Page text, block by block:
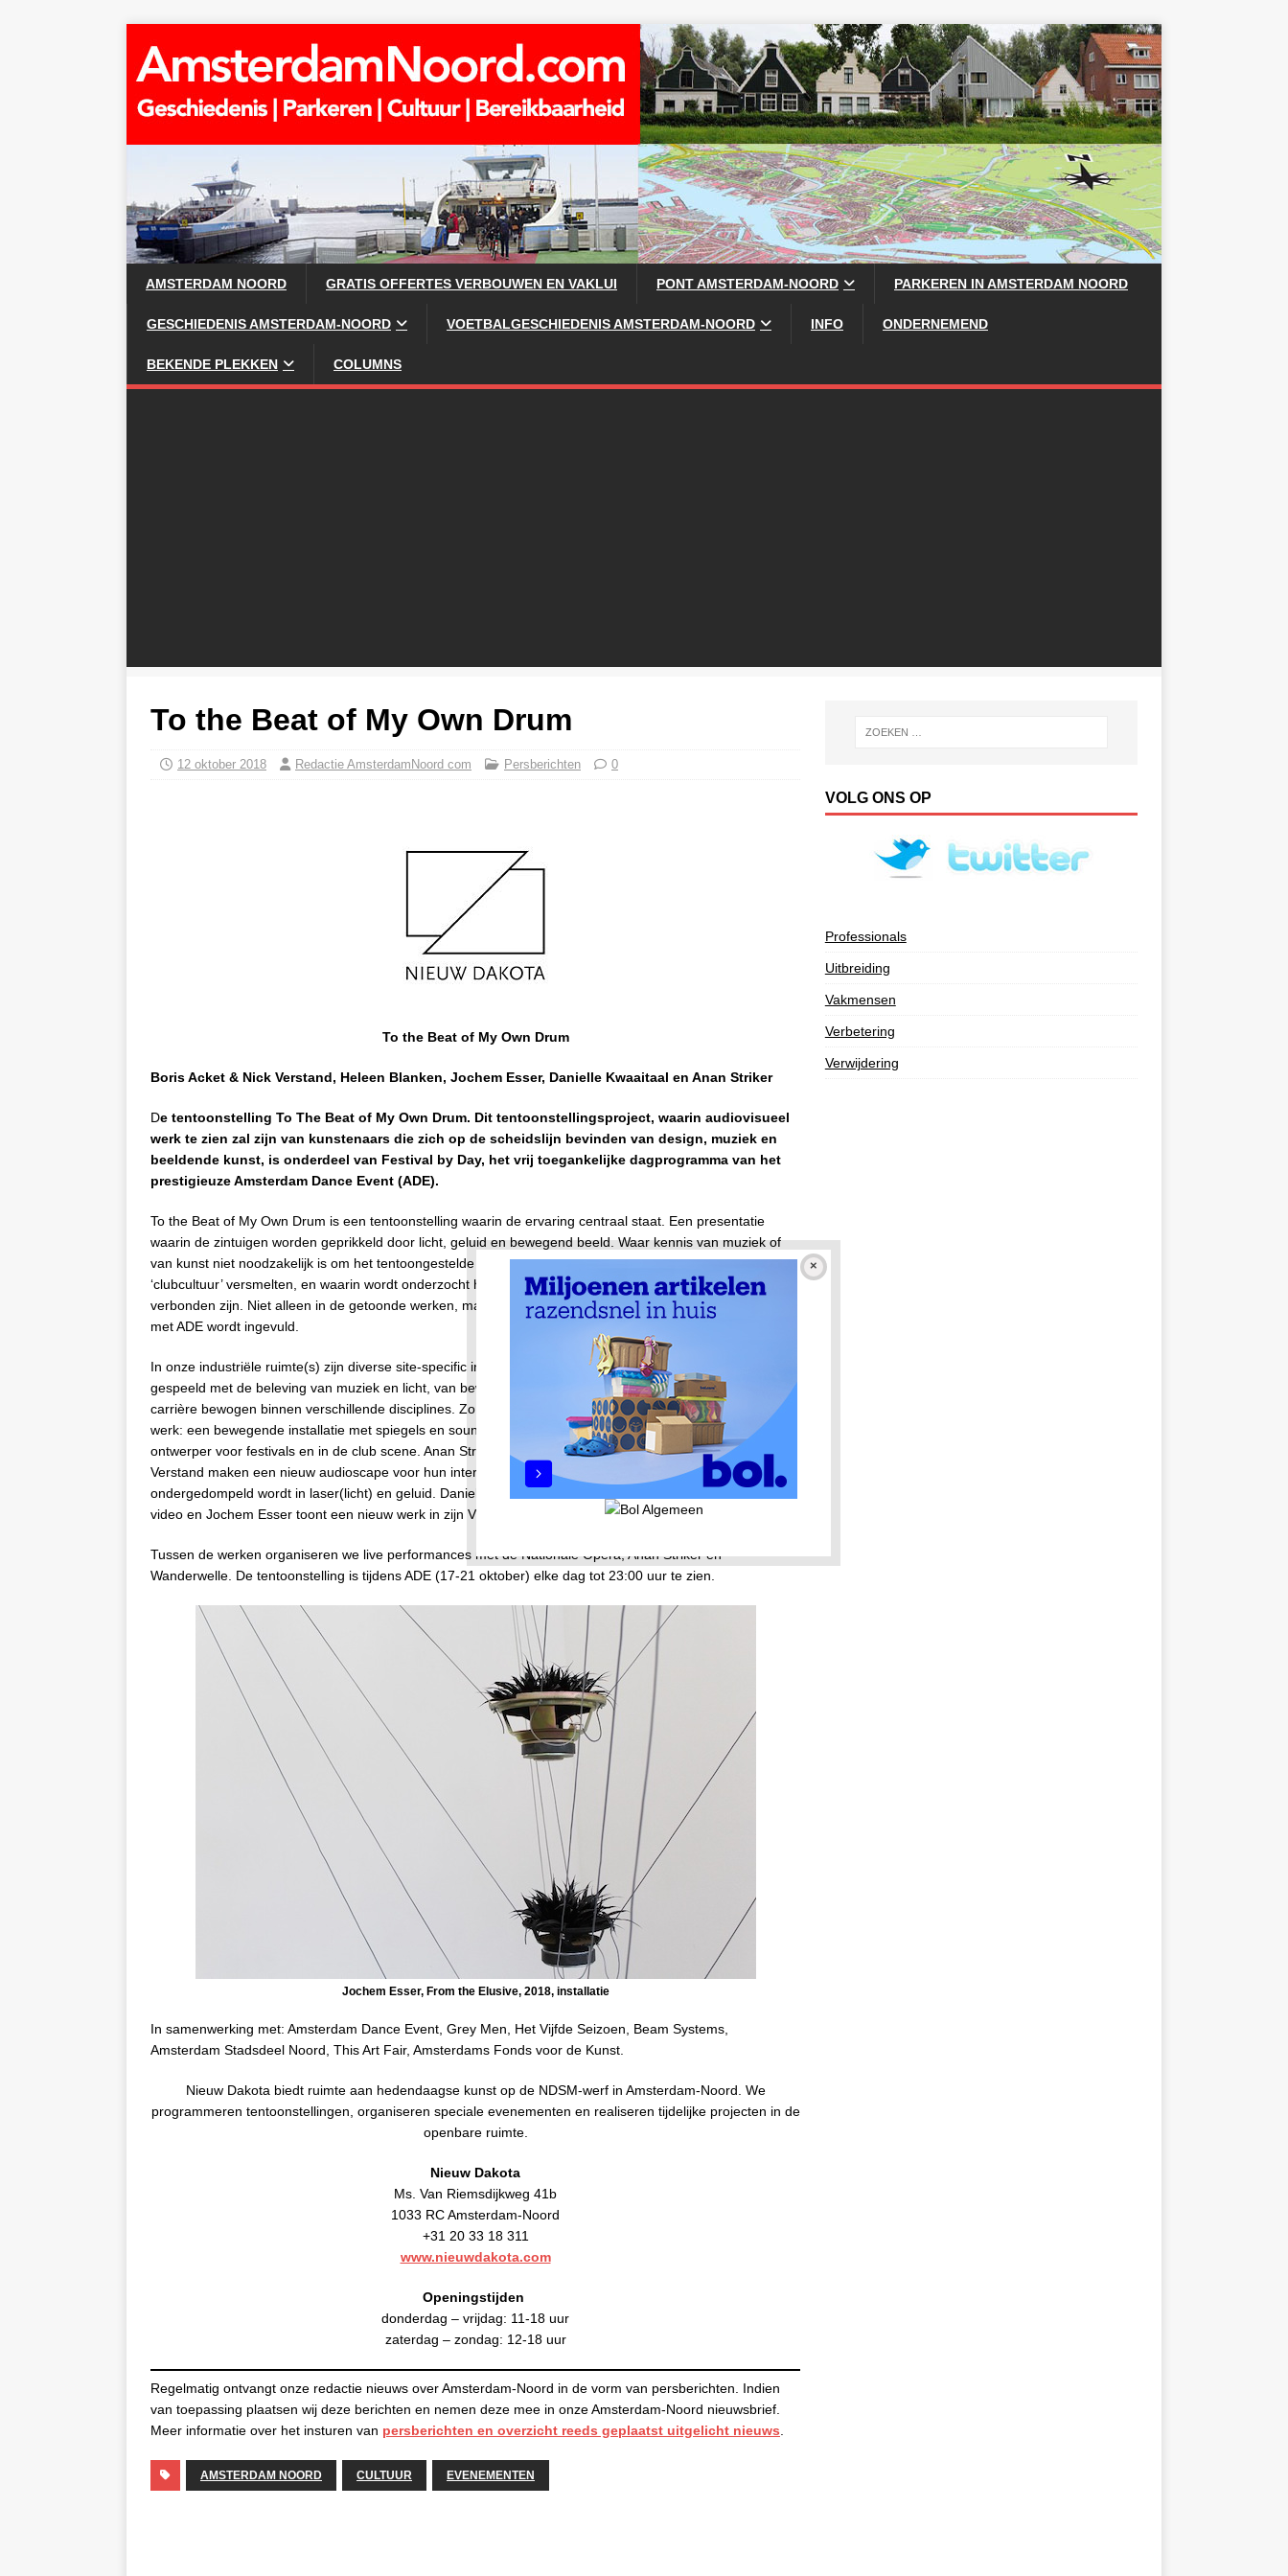
AMSTERDAM NOORD GRATIS OFFERTES VERBOUWEN EN VAKLUI PONT AMSTERDAM-NOORD PARKEREN IN AMSTERDAM NOORD
GESCHIEDENIS AMSTERDAM-NOORD VOETBALGESCHIEDENIS AMSTERDAM-NOORD INFO ONDERNEMEND
BEKENDE PLEKKEN COLUMNS
To the Beat of My Own Drum
12 oktober 2018 Redactie AmsterdamNoord com Persberichten 0
To the Beat of My Own Drum
Boris Acket & Nick Verstand, Heleen Blanken, Jochem Esser, Danielle Kwaaitaal en Anan Striker
De tentoonstelling To The Beat of My Own Drum. Dit tentoonstellingsproject, waarin audiovisueel
werk te zien zal zijn van kunstenaars die zich op de scheidslijn bevinden van design, muziek en
beeldende kunst, is onderdeel van Festival by Day, het vrij toegankelijke dagprogramma van het
prestigieuze Amsterdam Dance Event (ADE).
To the Beat of My Own Drum is een tentoonstelling waarin de ervaring centraal staat. Een presentatie
waarin de zintuigen worden geprikkeld door licht, geluid en bewegend beeld. Waar kennis van muziek of
van kunst niet noodzakelijk is om het tentoongestelde werk te begrijpen. Waarin ‘hoogcultuur’ en
‘clubcultuur’ versmelten, en waarin wordt onderzocht hoe nauw de verschillende disciplines met elkaar
verbonden zijn. Niet alleen in de getoonde werken, maar ook in de programmering die in samenwerking
met ADE wordt ingevuld.
In onze industriële ruimte(s) zijn diverse site-specific installaties met licht en geluid te zien. Er wordt
gespeeld met de beleving van muziek en licht, van beweging en projectie, door kunstenaars die zich in hun
carrière bewogen binnen verschillende disciplines. Zo toont Heleen Blanken een site-specific autonoom
werk: een bewegende installatie met spiegels en soundscapes, geïnspireerd op haar werk als visueel
ontwerper voor festivals en in de club scene. Anan Striker maakt diverse murals. Boris Acket en Nick
Verstand maken een nieuw audioscape voor hun interactieve installatie waarin de bezoeker
ondergedompeld wordt in laser(licht) en geluid. Danielle Kwaaitaal maakt voor het eerst in 12 jaar een
video en Jochem Esser toont een nieuw werk in zijn Vibes & Margin serie.
Tussen de werken organiseren we live performances met de Nationale Opera, Anan Striker en
Wanderwelle. De tentoonstelling is tijdens ADE (17-21 oktober) elke dag tot 23:00 uur te zien.
Jochem Esser, From the Elusive, 2018, installatie
In samenwerking met: Amsterdam Dance Event, Grey Men, Het Vijfde Seizoen, Beam Systems,
Amsterdam Stadsdeel Noord, This Art Fair, Amsterdams Fonds voor de Kunst.
Nieuw Dakota biedt ruimte aan hedendaagse kunst op de NDSM-werf in Amsterdam-Noord. We
programmeren tentoonstellingen, organiseren speciale evenementen en realiseren tijdelijke projecten in de
openbare ruimte.
Nieuw Dakota
Ms. Van Riemsdijkweg 41b
1033 RC Amsterdam-Noord
+31 20 33 18 311
www.nieuwdakota.com
Openingstijden
donderdag – vrijdag: 11-18 uur
zaterdag – zondag: 12-18 uur
Regelmatig ontvangt onze redactie nieuws over Amsterdam-Noord in de vorm van persberichten. Indien
van toepassing plaatsen wij deze berichten en nemen deze mee in onze Amsterdam-Noord nieuwsbrief.
Meer informatie over het insturen van persberichten en overzicht reeds geplaatst uitgelicht nieuws
AMSTERDAM NOORD CULTUUR EVENEMENTEN
VOLG ONS OP
Professionals
Uitbreiding
Vakmensen
Verbetering
Verwijdering